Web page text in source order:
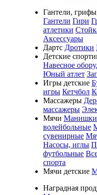
Гантели,
Гантели Гири
атлетики
Аксессуары
Дартс Дротики
Детские
Навесное
Юный атлет
Игры детские
игры Кетчбол
Массажеры
массажеры
Мячи Манишки
волейбольные
сувенирные
Насосы, иглы
футбольные
спорта
Мячи детские
Наградная